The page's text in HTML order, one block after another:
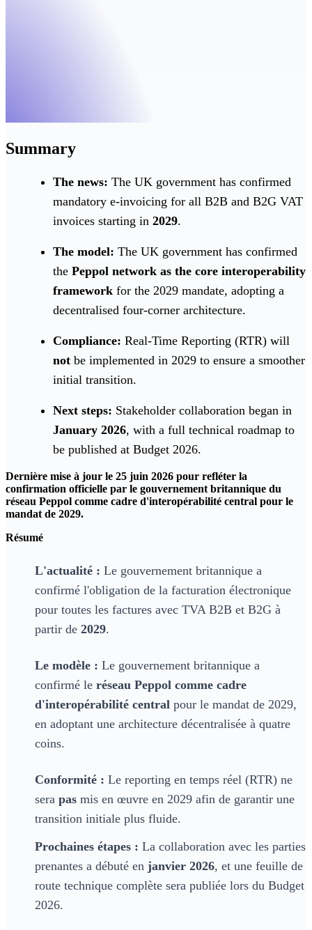
Summary
The news: The UK government has confirmed
mandatory e-invoicing for all B2B and B2G VAT
invoices starting in 2029.
The model: The UK government has confirmed
the Peppol network as the core interoperability
framework for the 2029 mandate, adopting a
decentralised four-corner architecture.
Compliance: Real-Time Reporting (RTR) will
not be implemented in 2029 to ensure a smoother
initial transition.
Next steps: Stakeholder collaboration began in
January 2026, with a full technical roadmap to
be published at Budget 2026.
Dernière mise à jour le 25 juin 2026 pour refléter la
confirmation officielle par le gouvernement britannique du
réseau Peppol comme cadre d'interopérabilité central pour le
mandat de 2029.
Résumé
L'actualité : Le gouvernement britannique a
confirmé l'obligation de la facturation électronique
pour toutes les factures avec TVA B2B et B2G à
partir de 2029.
Le modèle : Le gouvernement britannique a
confirmé le réseau Peppol comme cadre
d'interopérabilité central pour le mandat de 2029,
en adoptant une architecture décentralisée à quatre
coins.
Conformité : Le reporting en temps réel (RTR) ne
sera pas mis en œuvre en 2029 afin de garantir une
transition initiale plus fluide.
Prochaines étapes : La collaboration avec les parties
prenantes a débuté en janvier 2026, et une feuille de
route technique complète sera publiée lors du Budget
2026.